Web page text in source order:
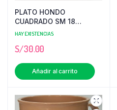
PLATO HONDO
CUADRADO SM 18
COLORES MELAFORM X
HAY EXISTENCIAS
S/30.00
Añadir al carrito